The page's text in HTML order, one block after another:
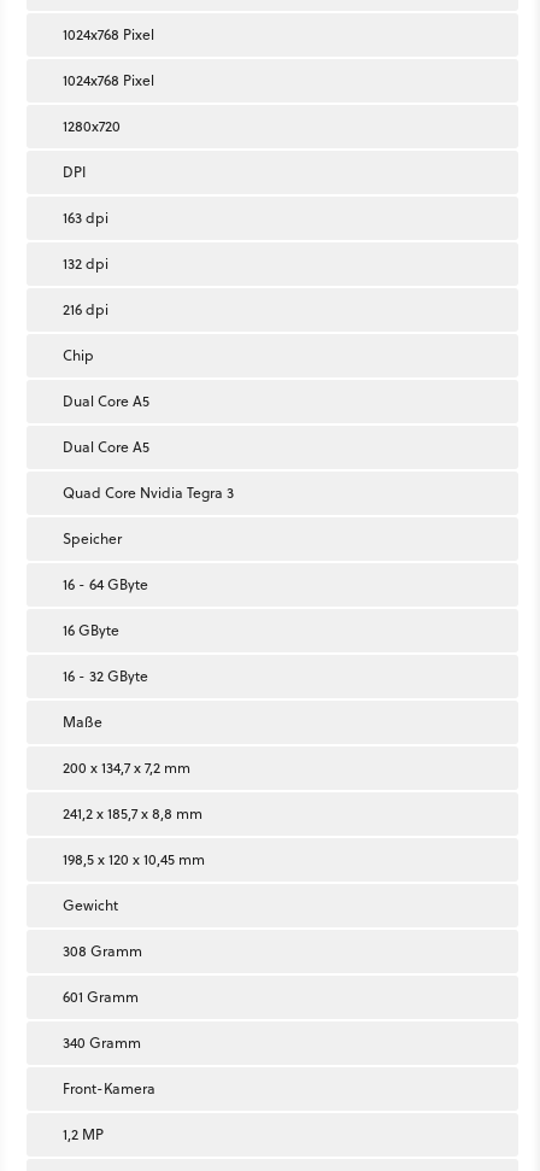
1024x768 Pixel
1024x768 Pixel
1280x720
DPI
163 dpi
132 dpi
216 dpi
Chip
Dual Core A5
Dual Core A5
Quad Core Nvidia Tegra 3
Speicher
16 - 64 GByte
16 GByte
16 - 32 GByte
Maße
200 x 134,7 x 7,2 mm
241,2 x 185,7 x 8,8 mm
198,5 x 120 x 10,45 mm
Gewicht
308 Gramm
601 Gramm
340 Gramm
Front-Kamera
1,2 MP